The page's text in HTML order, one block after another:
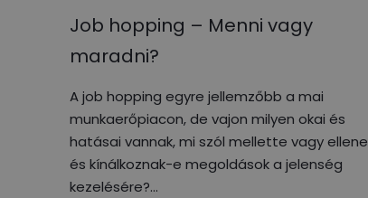
Job hopping – Menni vagy
maradni?
A job hopping egyre jellemzőbb a mai
munkaerőpiacon, de vajon milyen okai és
hatásai vannak, mi szól mellette vagy ellene
és kínálkoznak-e megoldások a jelenség
kezelésére?